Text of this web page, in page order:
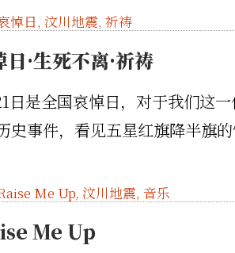
悼日, 汶川地震, 祈祷
·生死不离·祈祷
日是全国哀悼日，对于我们这
史事件，看见五星红旗降半旗
Me Up, 汶川地震, 音乐
Me Up